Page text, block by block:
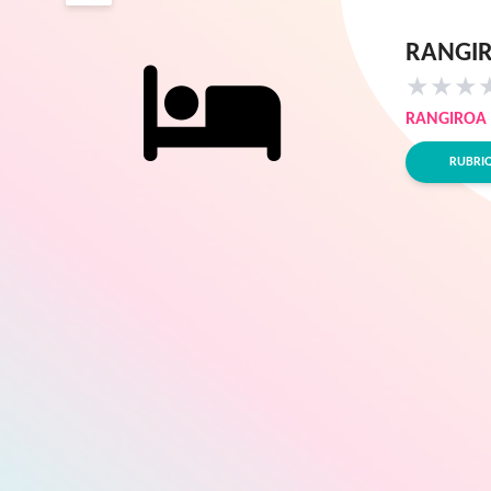
★ ★ ★
RANGIROA